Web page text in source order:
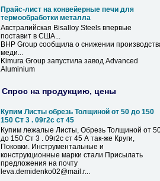
Прайс-лист на конвейерные печи для
термообработки металла
Австралийская Bisalloy Steels впервые
поставит в США...
BHP Group сообщила о снижении
меди...
Kimura Group запустила завод Advanced
Aluminium
Спрос на продукцию, цены
Купим Листы обрезь Толщиной от 50 до 150
150 Ст 3 . 09г2с ст 45
Купим лежалые Листы, Обрезь Толщиной от
до 150 Ст 3 . 09г2с ст 45 А так-же Круги,
Поковки. Инструментальные и
конструкционные марки стали Присылать
предложения на почту
leva.demidenko02@mail.r...